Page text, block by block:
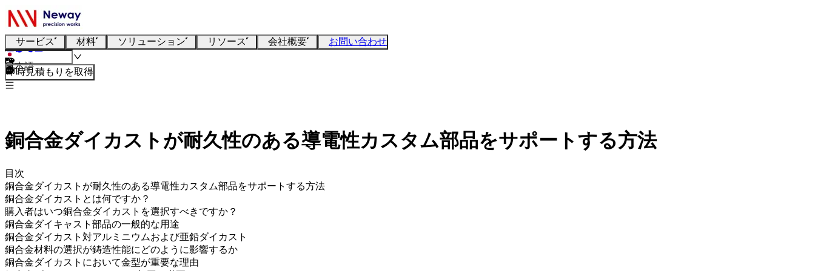
サービス 材料 ソリューション リソース 会社概要 お問い合わせ
日本語
即時見積もりを取得
銅合金ダイカストが耐久性のある導電性カスタム部品をサポートする方法
目次
銅合金ダイカストが耐久性のある導電性カスタム部品をサポートする方法
銅合金ダイカストとは何ですか？
購入者はいつ銅合金ダイカストを選択すべきですか？
銅合金ダイキャスト部品の一般的な用途
銅合金ダイカスト対アルミニウムおよび亜鉛ダイカスト
銅合金材料の選択が鋳造性能にどのように影響するか
銅合金ダイカストにおいて金型が重要な理由